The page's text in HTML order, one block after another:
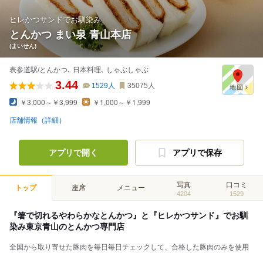
ヒレかつサンドでお馴染み
とんかつ まい泉 青山本店
(まいせん)
表参道駅/とんかつ､ 日本料理､ しゃぶしゃぶ
3.44 1529人 35075 人
￥3,000～￥3,999 ￥1,000～￥1,999
店舗情報（詳細）
アプリで開く アプリで保存
トップ 座席 メニュー 写真
4204
口コミ
1529
『箸で切れるやわらかなとんかつ』と『ヒレかつサンド』でお馴
染み東京青山のとんかつ専門店
全国から取り寄せた豚肉を毎日毎日チェックして、合格した豚肉のみを使用